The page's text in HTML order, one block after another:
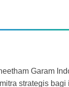
Garam
strategis bagi